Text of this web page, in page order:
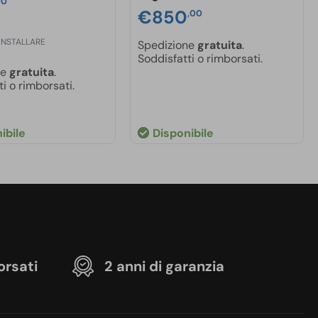
gratuita.
o rimborsati.
€850,00
Spedizione gratuita.
Soddisfatti o rimborsati.
Disponibile
2 anni di garanzia